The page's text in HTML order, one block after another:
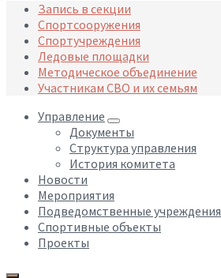
Запись в секции
Спортсооружения
Спортучреждения
Ледовые площадки
Методическое объединение
Участникам СВО и их семьям
Управление
Документы
Структура управления
История комитета
Новости
Мероприятия
Подведомственные учреждения
Спортивные объекты
Проекты